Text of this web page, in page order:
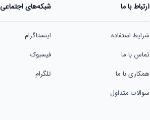
هنوز نظری به ثبت نرسیده‌است.
ارتباط با ما
شرایط استفاده
تماس با ما
همکاری با ما
سوالات متداول
شبکه‌های اجتماعی
اینستاگرام
فیسبوک
تلگرام